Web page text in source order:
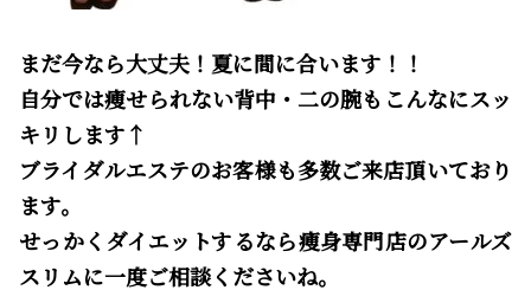
まだ今なら大丈夫！夏に間に合います！！
自分では痩せられない背中・二の腕もこんなにスッ
キリします↑
ブライダルエステのお客様も多数ご来店頂いており
ます。
せっかくダイエットするなら痩身専門店のアールズ
スリムに一度ご相談くださいね。